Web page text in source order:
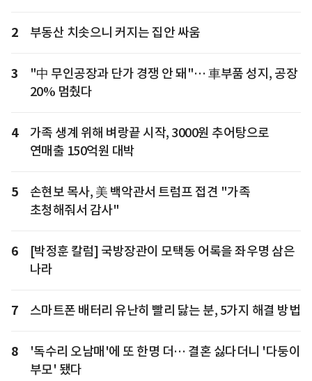
2 부동산 치솟으니 커지는 집안 싸움
3
"中 무인공장과 단가 경쟁 안 돼"… 車부품 성지, 공장
20% 멈췄다
4
가족 생계 위해 벼랑끝 시작, 3000원 추어탕으로
연매출 150억원 대박
5
손현보 목사, 美 백악관서 트럼프 접견 "가족
초청해줘서 감사"
6
[박정훈 칼럼] 국방장관이 모택동 어록을 좌우명 삼은
나라
7 스마트폰 배터리 유난히 빨리 닳는 분, 5가지 해결 방법
8
'독수리 오남매'에 또 한명 더… 결혼 싫다더니 '다둥이
부모' 됐다